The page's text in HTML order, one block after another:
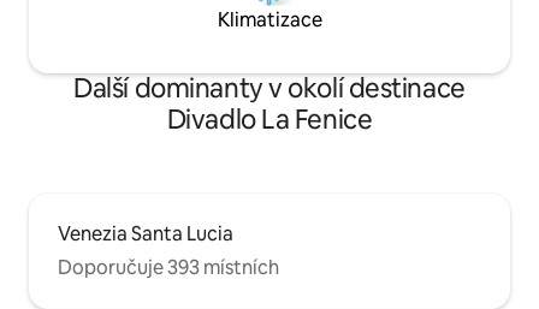
Klimatizace
Další dominanty v okolí destinace
Divadlo La Fenice
Venezia Santa Lucia
Doporučuje 393 místních